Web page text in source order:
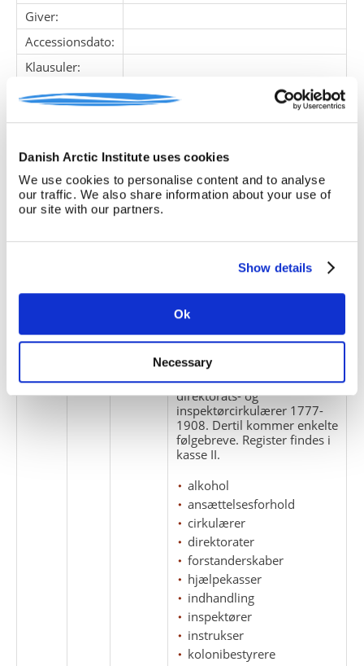
Danish Arctic Institute uses cookies
We use cookies to personalise content and to analyse
our traffic. We also share information about your use of
our site with our partners.
Show details
Ok
Necessary
Giver:
Accessionsdato:
Klausuler:
Note:
Ingen note registreret
fonde:
Emneord:
Personer:
ARKIVFONDEN INDEHOLDER NEDENSTÅENDE
Titel
Oluf Nicolaj Willemann
Throns papirer: afskrift af
direktorats- og
inspektørcirkulærer 1777-
1908. Dertil kommer enkelte
følgebreve. Register findes i
kasse II.
alkohol
ansættelsesforhold
cirkulærer
direktorater
forstanderskaber
hjælpekasser
indhandling
inspektører
instrukser
kolonibestyrere